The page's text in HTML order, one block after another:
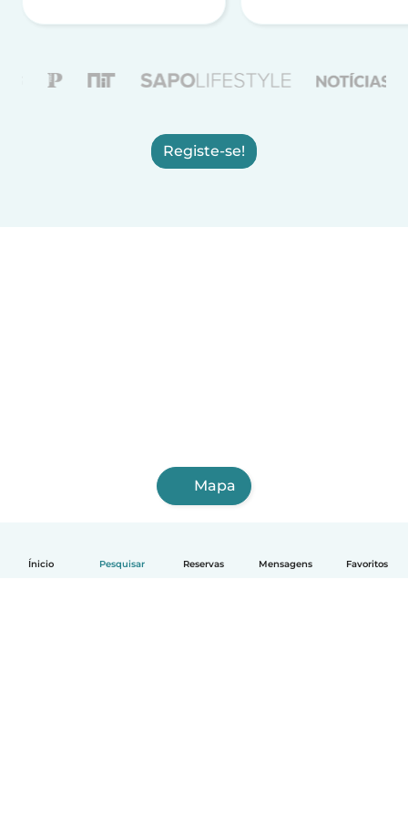
Ínicio Pesquisar Reservas Mensagens Favoritos
Registe-se!
Mapa